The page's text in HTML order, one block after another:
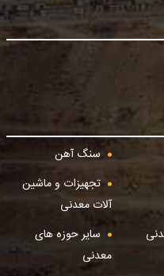
سنگ آهن
تجهیزات و ماشین
آلات معدنی
سایر حوزه های
معدنی